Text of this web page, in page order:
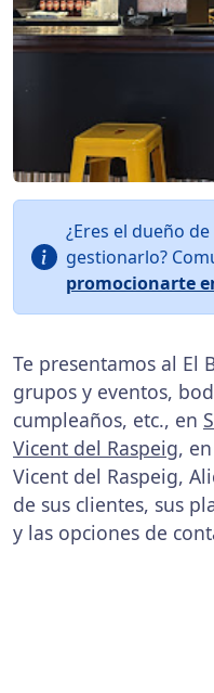
¿Eres el dueño
gestionarlo?
promocionarte
Te presentamos al El
grupos y eventos,
cumpleaños, etc., en
Vicent del Raspeig,
Vicent del Raspeig,
de sus clientes, sus
y las opciones de